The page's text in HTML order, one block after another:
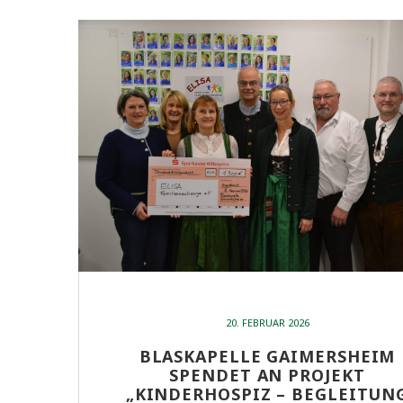
20. FEBRUAR 2026
BLASKAPELLE GAIMERSHEIM
SPENDET AN PROJEKT
„KINDERHOSPIZ –